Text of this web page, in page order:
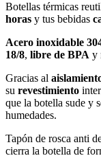
Botellas térmicas
horas y tus bebidas
Acero inoxidable
18/8, libre de BPA y
Gracias al
su revestimiento
que la botella sude y
humedades.
Tapón de rosca anti
cierra la botella de